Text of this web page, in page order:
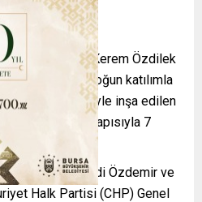
kreşi olan Kerem Özdilek
açılış töreni yoğun katılımla
desteğiyle inşa edilen
ve modern altyapısıyla 7
verecek.
Başkanı Şadi Özdemir ve
Halk Partisi (CHP) Genel